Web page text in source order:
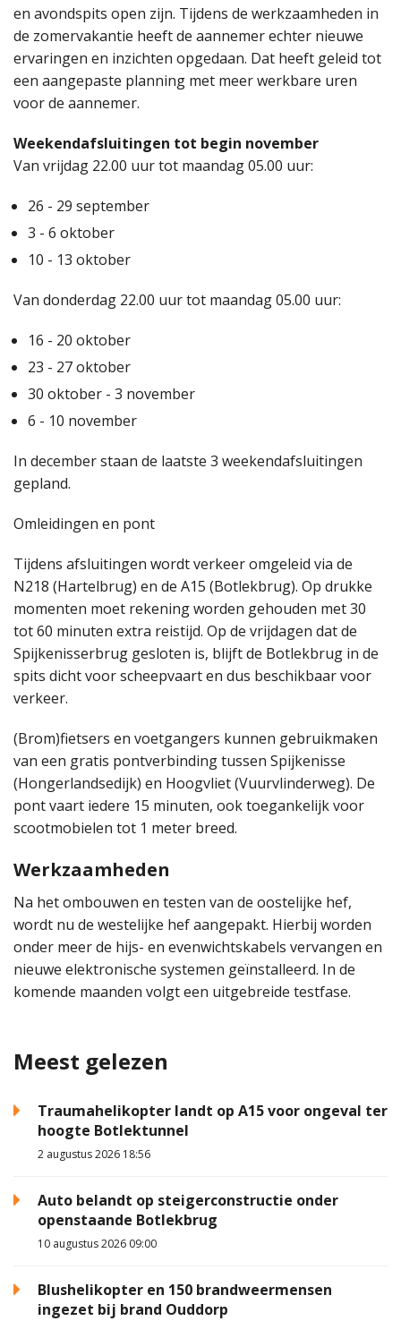
en avondspits open zijn. Tijdens de werkzaamheden in
de zomervakantie heeft de aannemer echter nieuwe
ervaringen en inzichten opgedaan. Dat heeft geleid tot
een aangepaste planning met meer werkbare uren
voor de aannemer.
Weekendafsluitingen tot begin november
Van vrijdag 22.00 uur tot maandag 05.00 uur:
26 - 29 september
3 - 6 oktober
10 - 13 oktober
Van donderdag 22.00 uur tot maandag 05.00 uur:
16 - 20 oktober
23 - 27 oktober
30 oktober - 3 november
6 - 10 november
In december staan de laatste 3 weekendafsluitingen
gepland.
Omleidingen en pont
Tijdens afsluitingen wordt verkeer omgeleid via de
N218 (Hartelbrug) en de A15 (Botlekbrug). Op drukke
momenten moet rekening worden gehouden met 30
tot 60 minuten extra reistijd. Op de vrijdagen dat de
Spijkenisserbrug gesloten is, blijft de Botlekbrug in de
spits dicht voor scheepvaart en dus beschikbaar voor
verkeer.
(Brom)fietsers en voetgangers kunnen gebruikmaken
van een gratis pontverbinding tussen Spijkenisse
(Hongerlandsedijk) en Hoogvliet (Vuurvlinderweg). De
pont vaart iedere 15 minuten, ook toegankelijk voor
scootmobielen tot 1 meter breed.
Werkzaamheden
Na het ombouwen en testen van de oostelijke hef,
wordt nu de westelijke hef aangepakt. Hierbij worden
onder meer de hijs- en evenwichtskabels vervangen en
nieuwe elektronische systemen geïnstalleerd. In de
komende maanden volgt een uitgebreide testfase.
Meest gelezen
Traumahelikopter landt op A15 voor ongeval ter
hoogte Botlektunnel
2 augustus 2026 18:56
Auto belandt op steigerconstructie onder
openstaande Botlekbrug
10 augustus 2026 09:00
Blushelikopter en 150 brandweermensen
ingezet bij brand Ouddorp